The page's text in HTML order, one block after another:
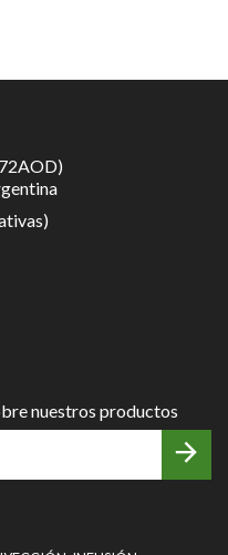
nuestros productos